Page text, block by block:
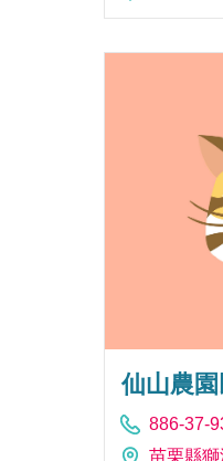
仙山農
886-37-
苗栗縣